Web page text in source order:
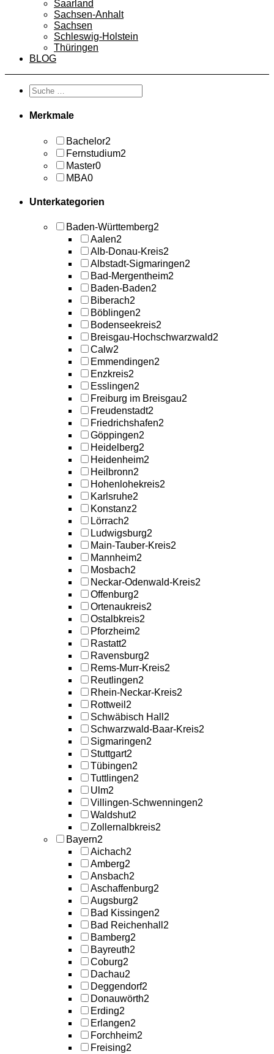
Saarland
Sachsen-Anhalt
Sachsen
Schleswig-Holstein
Thüringen
BLOG
Merkmale
Bachelor2
Fernstudium2
Master0
MBA0
Unterkategorien
Baden-Württemberg2
Aalen2
Alb-Donau-Kreis2
Albstadt-Sigmaringen2
Bad-Mergentheim2
Baden-Baden2
Biberach2
Böblingen2
Bodenseekreis2
Breisgau-Hochschwarzwald2
Calw2
Emmendingen2
Enzkreis2
Esslingen2
Freiburg im Breisgau2
Freudenstadt2
Friedrichshafen2
Göppingen2
Heidelberg2
Heidenheim2
Heilbronn2
Hohenlohekreis2
Karlsruhe2
Konstanz2
Lörrach2
Ludwigsburg2
Main-Tauber-Kreis2
Mannheim2
Mosbach2
Neckar-Odenwald-Kreis2
Offenburg2
Ortenaukreis2
Ostalbkreis2
Pforzheim2
Rastatt2
Ravensburg2
Rems-Murr-Kreis2
Reutlingen2
Rhein-Neckar-Kreis2
Rottweil 2
Schwäbisch Hall 2
Schwarzwald-Baar-Kreis2
Sigmaringen2
Stuttgart2
Tübingen2
Tuttlingen2
Ulm2
Villingen-Schwenningen2
Waldshut2
Zollernalbkreis2
Bayern2
Aichach2
Amberg2
Ansbach2
Aschaffenburg2
Augsburg2
Bad Kissingen2
Bad Reichenhall 2
Bamberg2
Bayreuth2
Coburg2
Dachau2
Deggendorf2
Donauwörth2
Erding2
Erlangen2
Forchheim2
Freising2